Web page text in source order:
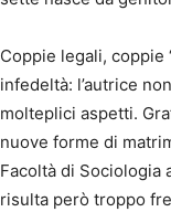
Coppie legali, coppie
infedeltà: l’autrice
molteplici aspetti.
nuove forme di
Facoltà di Sociologia
risulta però troppo